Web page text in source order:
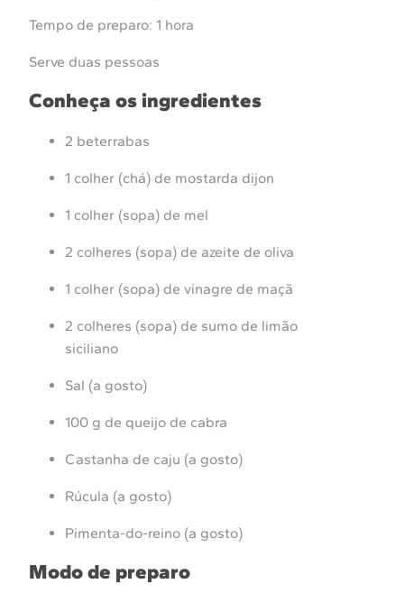
Tempo de preparo: 1 hora
Serve duas pessoas
Conheça os ingredientes
2 beterrabas
1 colher (chá) de mostarda dijon
1 colher (sopa) de mel
2 colheres (sopa) de azeite de oliva
1 colher (sopa) de vinagre de maçã
2 colheres (sopa) de sumo de limão
siciliano
Sal (a gosto)
100 g de queijo de cabra
Castanha de caju (a gosto)
Rúcula (a gosto)
Pimenta-do-reino (a gosto)
Modo de preparo